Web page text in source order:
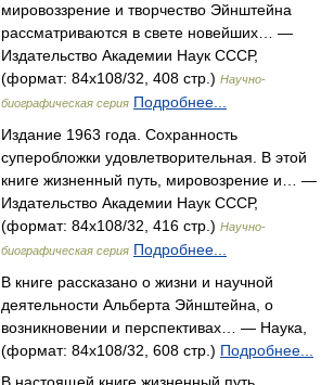
мировоззрение и творчество Эйнштейна
рассматриваются в свете новейших… —
Издательство Академии Наук СССР,
(формат: 84x108/32, 408 стр.) Научно-
биографическая серия Подробнее...
Издание 1963 года. Сохранность
суперобложки удовлетворительная. В этой
книге жизненный путь, мировозрение и… —
Издательство Академии Наук СССР,
(формат: 84x108/32, 416 стр.) Научно-
биографическая серия Подробнее...
В книге рассказано о жизни и научной
деятельности Альберта Эйнштейна, о
возникновении и перспективах… — Наука,
(формат: 84x108/32, 608 стр.) Подробнее...